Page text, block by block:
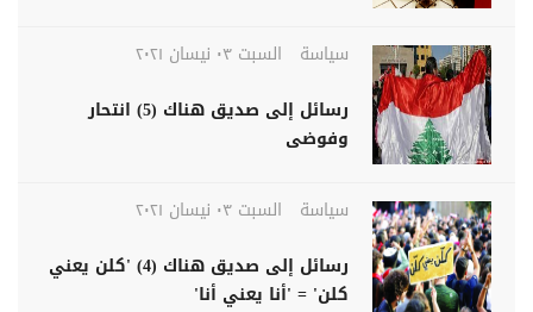
سياسة
السبت ٠٣ نيسان ٢٠٢١
رسائل إلى صديق هناك (5) انتحار
وفوضى
سياسة
السبت ٠٣ نيسان ٢٠٢١
رسائل إلى صديق هناك (4) 'كلن يعني
كلن' = 'أنا يعني أنا'